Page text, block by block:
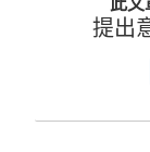
提出